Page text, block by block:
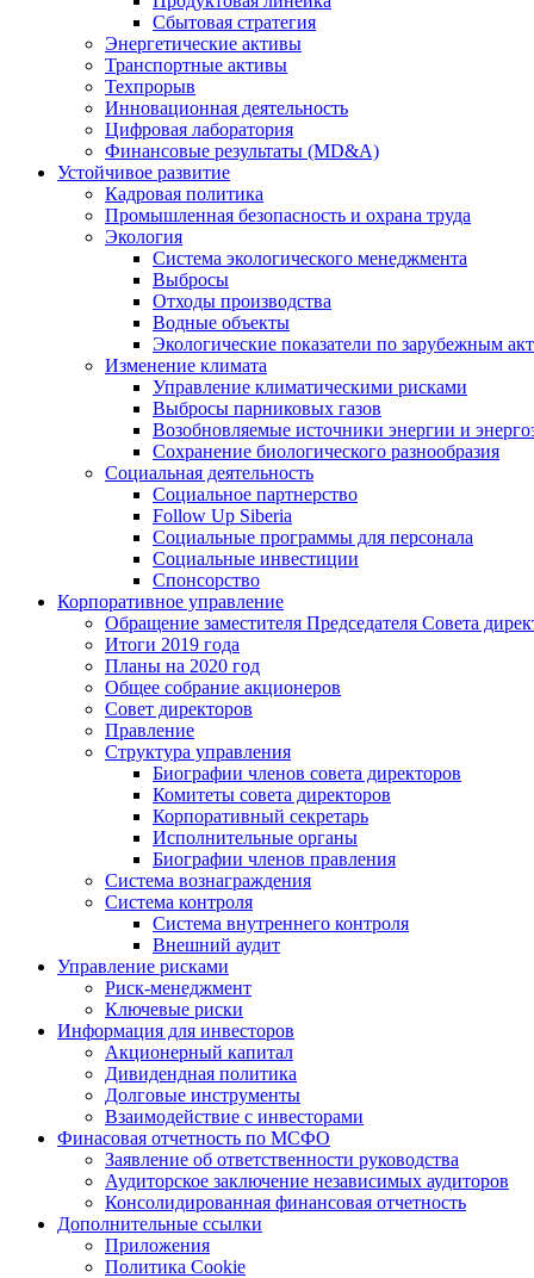
Сбытовая стратегия
Энергетические активы
Транспортные активы
Техпрорыв
Инновационная деятельность
Цифровая лаборатория
Финансовые результаты (MD&A)
Устойчивое развитие
Кадровая политика
Промышленная безопасность и охрана труда
Экология
Система экологического менеджмента
Выбросы
Отходы производства
Водные объекты
Экологические показатели по зарубежным
Изменение климата
Управление климатическими рисками
Выбросы парниковых газов
Возобновляемые источники энергии и
Сохранение биологического разнообразия
Социальная деятельность
Социальное партнерство
Follow Up Siberia
Социальные программы для персонала
Социальные инвестиции
Спонсорство
Корпоративное управление
Обращение заместителя Председателя Совета
Итоги 2019 года
Планы на 2020 год
Общее собрание акционеров
Совет директоров
Правление
Структура управления
Биографии членов совета директоров
Комитеты совета директоров
Корпоративный секретарь
Исполнительные органы
Биографии членов правления
Система вознаграждения
Система контроля
Система внутреннего контроля
Внешний аудит
Управление рисками
Риск-менеджмент
Ключевые риски
Информация для инвесторов
Акционерный капитал
Дивидендная политика
Долговые инструменты
Взаимодействие с инвеcторами
Финасовая отчетность по МСФО
Заявление об ответственности руководства
Аудиторское заключение независимых аудиторов
Консолидированная финансовая отчетность
Дополнительные ссылки
Приложения
Политика Cookie